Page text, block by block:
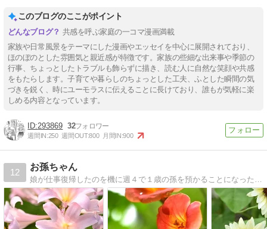
このブログのここがポイント
共感を呼ぶ家庭の一コマ漫画満載
家族や日常風景をテーマにした漫画やエッセイを中心に展開されており、
ほのぼのとした雰囲気と親近感が特徴です。家族の些細な出来事や季節の
行事、ちょっとしたトラブルも飾らずに描き、読む人に自然な笑顔や共感
をもたらします。子育てや暮らしのちょっとした工夫、ふとした瞬間の気
づきを鋭く、時にユーモラスに伝えることに長けており、誰もが気軽に楽
しめる内容となっています。
293869 32
週間IN:250 週間OUT:800 月間IN:900
12
お孫ちゃん
娘が仕事復帰したのを機に週４で１歳の孫を預かることになった ばぁばの備忘録